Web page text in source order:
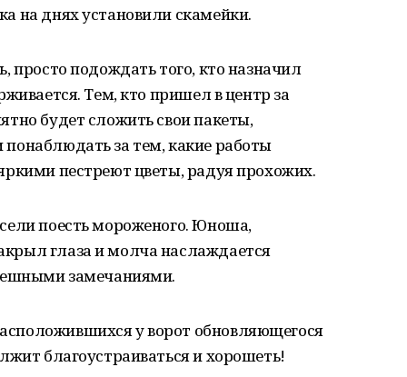
на днях установили скамейки.
просто подождать того, кто назначил
Тем, кто пришел в центр за
будет сложить свои пакеты,
за тем, какие работы
пестреют цветы, радуя прохожих.
поесть мороженого. Юноша,
глаза и молча наслаждается
замечаниями.
у ворот обновляющегося
благоустраиваться и хорошеть!